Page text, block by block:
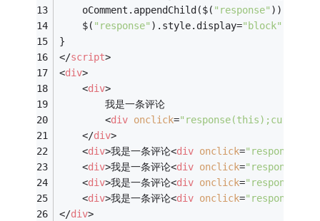
	oComment.appendChild($(
"response" ));
	$(
"response" ).style.display="block"
}
</script>
<div>
<div>
		我是一条评论
<div onclick=
</div>
<div>我是一条评论<div onclick=
<div>我是一条评论<div onclick=
<div>我是一条评论<div onclick=
<div>我是一条评论<div onclick=
</div>